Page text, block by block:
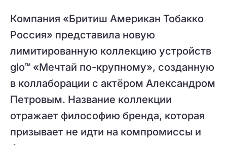
Компания «Бритиш Американ Тобакко
Россия» представила новую
лимитированную коллекцию устройств
glo™ «Мечтай по-крупному», созданную
в коллаборации с актёром Александром
Петровым. Название коллекции
отражает философию бренда, которая
призывает не идти на компромиссы и